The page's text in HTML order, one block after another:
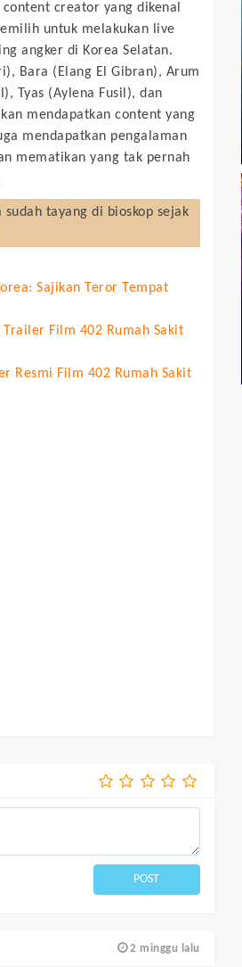
creator yang dikenal
untuk melakukan live
angker di Korea Selatan.
Bara (Elang El Gibran), Arum
Tyas (Aylena Fusil), dan
mendapatkan content yang
mendapatkan pengalaman
mematikan yang tak pernah
sudah tayang di bioskop sejak
Sajikan Teror Tempat
Film 402 Rumah Sakit
Resmi Film 402 Rumah Sakit
POST
2 minggu lalu